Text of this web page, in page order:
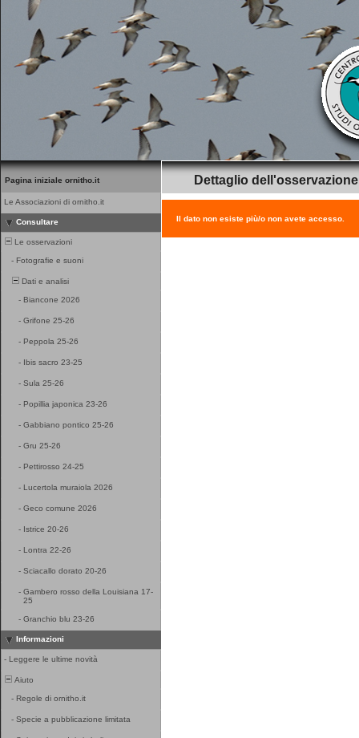
Pagina iniziale ornitho.it
Le Associazioni di ornitho.it
Consultare
Le osservazioni
- Fotografie e suoni
Dati e analisi
- Biancone 2026
- Grifone 25-26
- Peppola 25-26
- Ibis sacro 23-25
- Sula 25-26
- Popillia japonica 23-26
- Gabbiano pontico 25-26
- Gru 25-26
- Pettirosso 24-25
- Lucertola muraiola 2026
- Geco comune 2026
- Istrice 20-26
- Lontra 22-26
- Sciacallo dorato 20-26
- Gambero rosso della Louisiana 17-
25
- Granchio blu 23-26
Informazioni
- Leggere le ultime novità
Aiuto
- Regole di ornitho.it
- Specie a pubblicazione limitata
Dettaglio dell'osservazione
Il dato non esiste più/o non avete accesso.